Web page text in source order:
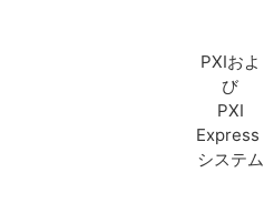
PXIおよ
び
PXI
Express
システム